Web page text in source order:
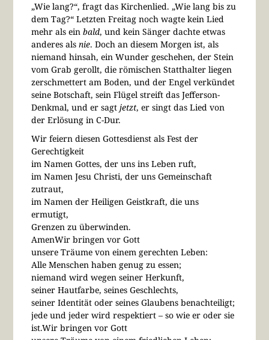
„Wie lang?“, fragt das Kirchenlied. „Wie lang bis zu
dem Tag?“ Letzten Freitag noch wagte kein Lied
mehr als einbald, und kein Sänger dachte etwas
anderes alsnie. Doch an diesem Morgen ist, als
niemand hinsah, ein Wunder geschehen, der Stein
vom Grab gerollt, die römischen Statthalter liegen
zerschmettert am Boden, und der Engel verkündet
seine Botschaft, sein Flügel streift das Jefferson-
Denkmal, und er sagtjetzt, er singt das Lied von
der Erlösung in C-Dur.
Wir feiern diesen Gottesdienst als Fest der
Gerechtigkeit
im Namen Gottes, der uns ins Leben ruft,
im Namen Jesu Christi, der uns Gemeinschaft
zutraut,
im Namen der Heiligen Geistkraft, die uns
ermutigt,
Grenzen zu überwinden.
AmenWir bringen vor Gott
unsere Träume von einem gerechten Leben:
Alle Menschen haben genug zu essen;
niemand wird wegen seiner Herkunft,
seiner Hautfarbe, seines Geschlechts,
seiner Identität oder seines Glaubens benachteiligt;
jede und jeder wird respektiert – so wie er oder sie
ist.Wir bringen vor Gott